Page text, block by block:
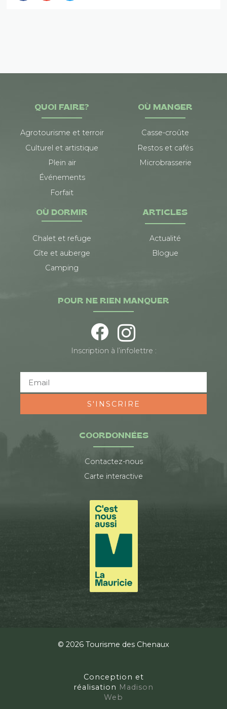
QUOI FAIRE?
Agrotourisme et terroir
Culturel et artistique
Plein air
Événements
Forfait
OÙ MANGER
Casse-croûte
Restos et cafés
Microbrasserie
OÙ DORMIR
Chalet et refuge
Gîte et auberge
Camping
ARTICLES
Actualité
Blogue
COORDONNÉES
Contactez-nous
Carte interactive
POUR NE RIEN MANQUER
Inscription à l’infolettre :
S'INSCRIRE
© 2026 Tourisme des Chenaux
Conception et
réalisation Madison
Web